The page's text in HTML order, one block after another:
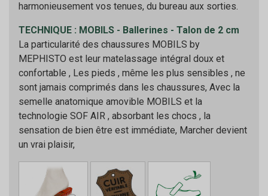
harmonieusement vos tenues, du bureau aux sorties.
TECHNIQUE : MOBILS - Ballerines - Talon de 2 cm
La particularité des chaussures MOBILS by
MEPHISTO est leur matelassage intégral doux et
confortable , Les pieds , même les plus sensibles , ne
sont jamais comprimés dans les chaussures, Avec la
semelle anatomique amovible MOBILS et la
technologie SOF AIR , absorbant les chocs , la
sensation de bien être est immédiate, Marcher devient
un vrai plaisir,